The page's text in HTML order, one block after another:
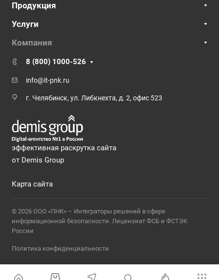
Продукция
Услуги
Компания
8 (800) 1000-526
info@it-pnk.ru
г. Челябинск, ул. Либкнехта, д. 2, офис 523
эффективная раскрутка сайта
от Demis Group
Карта сайта
© 2026 ООО «ПНК» – Интеграторы решений в сфере
информационной безопасности. Лицензиат ФСБ и ФСТЭК
России
Политика конфиденциальности